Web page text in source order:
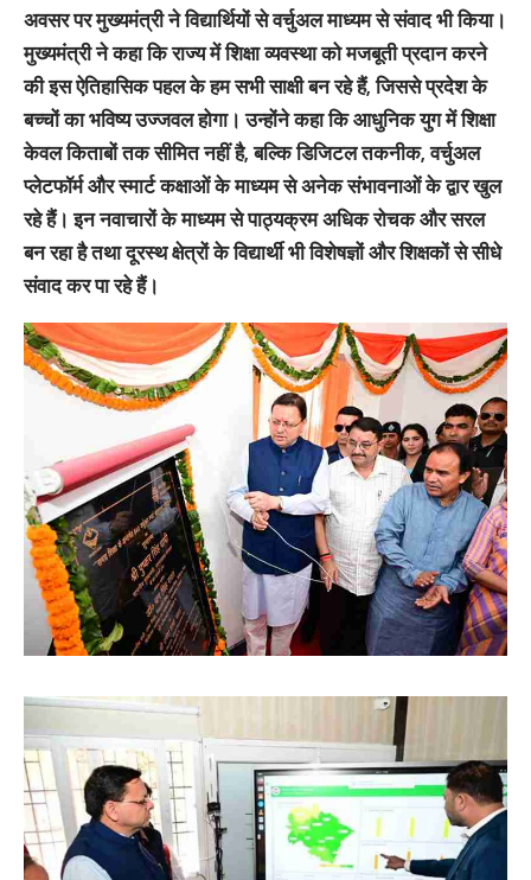
अवसर पर मुख्यमंत्री ने विद्यार्थियों से वर्चुअल माध्यम से संवाद भी किया।
मुख्यमंत्री ने कहा कि राज्य में शिक्षा व्यवस्था को मजबूती प्रदान करने
की इस ऐतिहासिक पहल के हम सभी साक्षी बन रहे हैं, जिससे प्रदेश के
बच्चों का भविष्य उज्जवल होगा। उन्होंने कहा कि आधुनिक युग में शिक्षा
केवल किताबों तक सीमित नहीं है, बल्कि डिजिटल तकनीक, वर्चुअल
प्लेटफॉर्म और स्मार्ट कक्षाओं के माध्यम से अनेक संभावनाओं के द्वार खुल
रहे हैं। इन नवाचारों के माध्यम से पाठ्यक्रम अधिक रोचक और सरल
बन रहा है तथा दूरस्थ क्षेत्रों के विद्यार्थी भी विशेषज्ञों और शिक्षकों से सीधे
संवाद कर पा रहे हैं।